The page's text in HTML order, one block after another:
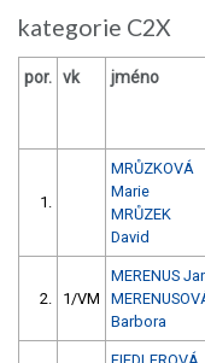
kategorie C2X
por. vk jméno
1.
MRŮZKOVÁ
Marie
MRŮZEK
David
2. 1/VM
MERENUS
Barbora